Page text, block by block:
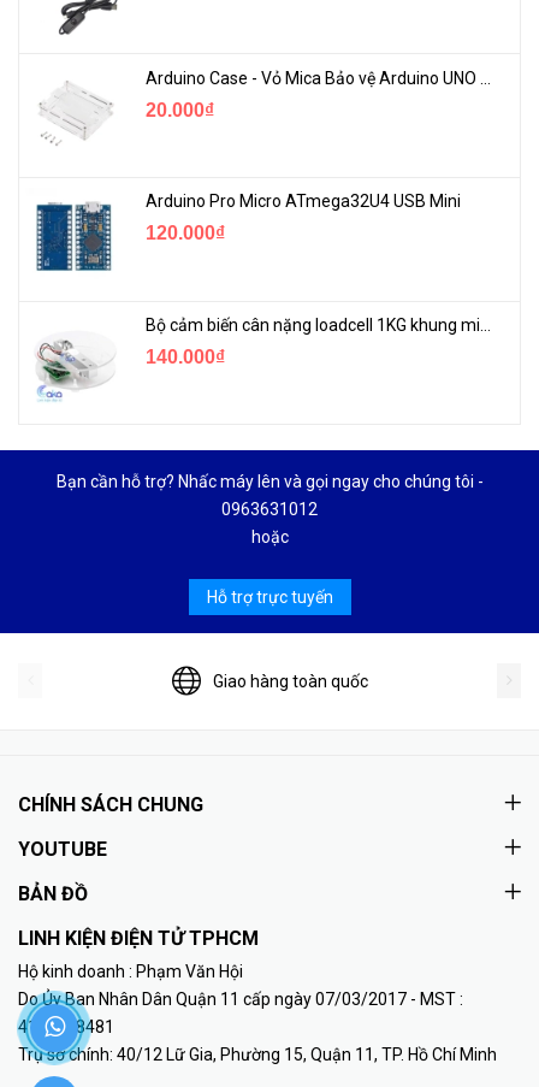
20.000₫
Arduino Pro Micro ATmega32U4 USB Mini
120.000₫
140.000₫
Bạn cần hỗ trợ? Nhấc máy lên và gọi ngay cho chúng tôi -
0963631012
hoặc
Hỗ trợ trực tuyến
Giao hàng toàn quốc
CHÍNH SÁCH CHUNG
YOUTUBE
BẢN ĐỒ
LINH KIỆN ĐIỆN TỬ TPHCM
Hộ kinh doanh : Phạm Văn Hội
Do Ủy Ban Nhân Dân Quận 11 cấp ngày 07/03/2017 - MST :
41K8018481
Trụ sở chính: 40/12 Lữ Gia, Phường 15, Quận 11, TP. Hồ Chí Minh